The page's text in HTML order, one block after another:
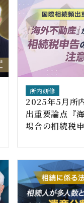
所内研修
2025年5月所
出重要論点『
場合の相続税